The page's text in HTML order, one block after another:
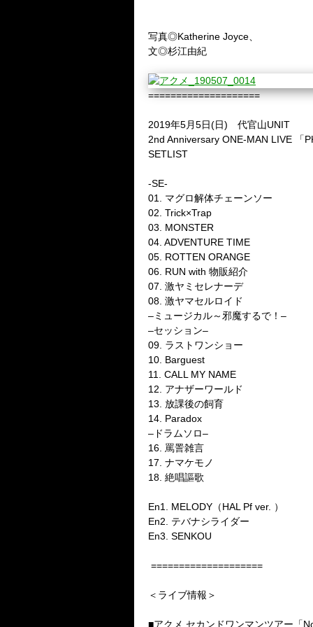
写真◎Katherine Joyce
文◎杉江由紀
====================
2019年5月5日(日) 代官山UNIT
2nd Anniversary ONE-MAN LIVE
「
SETLIST
-SE-
01. マグロ解体チェーンソー
02. Trick×Trap
03. MONSTER
04. ADVENTURE TIME
05. ROTTEN ORANGE
06. RUN with 物販紹介
07. 激ヤミセレナーデ
08. 激ヤマセルロイド
–ミュージカル～邪魔するで！ –
–セッション–
09. ラストワンショー
10. Barguest
11. CALL MY NAME
12. アナザーワールド
13. 放課後の飼育
14. Paradox
– ドラムソロ–
16. 罵詈雑言
17. ナマケモノ
18. 絶唱謳歌
En1. MELODY （HAL Pf ver. ）
En2. テバナシライダー
En3. SENKOU
====================
＜ライブ情報＞
■アクメ セカンドワンマンツアー「